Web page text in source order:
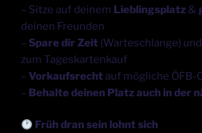
– Sitze auf deinem Lieblingsplatz&
deinen Freunden
– Spare dir Zeit (Warteschlange) und
zum Tageskartenkauf
– Vorkaufsrecht auf mögliche ÖFB-
– Behalte deinen Platz auch in der
Früh dran sein lohnt sich